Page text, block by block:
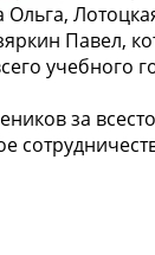
Павел,
учебного
за